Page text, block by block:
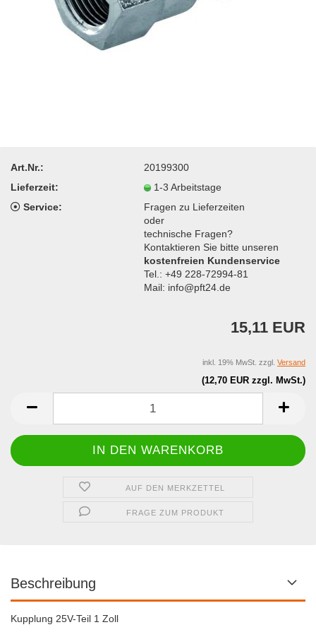
Art.Nr.:
20199300
Lieferzeit:
1-3 Arbeitstage
Service:
Fragen zu Lieferzeiten
oder
technische Fragen?
Kontaktieren Sie bitte unseren
kostenfreien Kundenservice
Tel.: +49 228-72994-81
Mail: info@pft24.de
15,11 EUR
(12,70 EUR zzgl. MwSt.)
inkl. 19% MwSt. zzgl. Versand
AUF DEN MERKZETTEL
FRAGE ZUM PRODUKT
Beschreibung
Kupplung 25V-Teil 1 Zoll